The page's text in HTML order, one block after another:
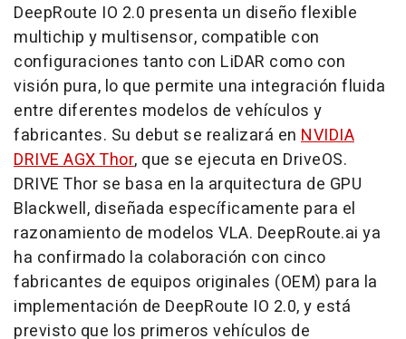
DeepRoute IO 2.0 presenta un diseño flexible
multichip y multisensor, compatible con
configuraciones tanto con LiDAR como con
visión pura, lo que permite una integración fluida
entre diferentes modelos de vehículos y
fabricantes. Su debut se realizará en NVIDIA
DRIVEAGXThor, que se ejecuta en DriveOS.
DRIVE Thor se basa en la arquitectura de GPU
Blackwell, diseñada específicamente para el
razonamiento de modelos VLA. DeepRoute.ai ya
ha confirmado la colaboración con cinco
fabricantes de equipos originales (OEM) para la
implementación de DeepRoute IO 2.0, y está
previsto que los primeros vehículos de